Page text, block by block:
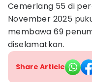
Cemerlang 55 di
November 2025
membawa 69
diselamatkan.
Share Article